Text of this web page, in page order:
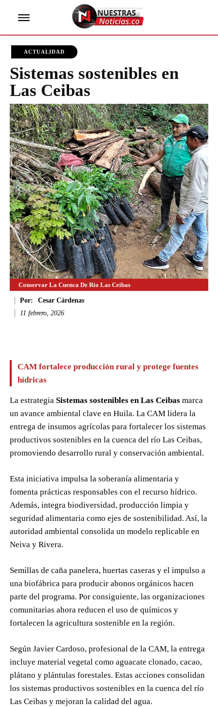
ACTUALIDAD
Sistemas sostenibles en
Las Ceibas
Conservar La Cuenca De Río Las Ceibas
Por:
Cesar Cárdenas
11 febrero, 2026
CAM fortalece producción rural y protege fuentes
hídricas
La estrategia Sistemas sostenibles en Las Ceibas marca
un avance ambiental clave en Huila. La CAM lidera la
entrega de insumos agrícolas para fortalecer los sistemas
productivos sostenibles en la cuenca del río Las Ceibas,
promoviendo desarrollo rural y conservación ambiental.
Esta iniciativa impulsa la soberanía alimentaria y
fomenta prácticas responsables con el recurso hídrico.
Además, integra biodiversidad, producción limpia y
seguridad alimentaria como ejes de sostenibilidad. Así, la
autoridad ambiental consolida un modelo replicable en
Neiva y Rivera.
Semillas de caña panelera, huertas caseras y el impulso a
una biofábrica para producir abonos orgánicos hacen
parte del programa. Por consiguiente, las organizaciones
comunitarias ahora reducen el uso de químicos y
fortalecen la agricultura sostenible en la región.
Según Javier Cardoso, profesional de la CAM, la entrega
incluye material vegetal como aguacate clonado, cacao,
plátano y plántulas forestales. Estas acciones consolidan
los sistemas productivos sostenibles en la cuenca del río
Las Ceibas y mejoran la calidad del agua.